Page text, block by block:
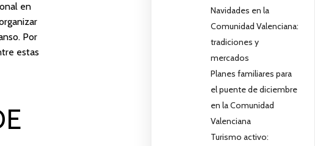
en
Por
estas
Navidades en la
Comunidad Valenciana:
tradiciones y
mercados
Planes familiares para
el puente de diciembre
en la Comunidad
Valenciana
Turismo activo: